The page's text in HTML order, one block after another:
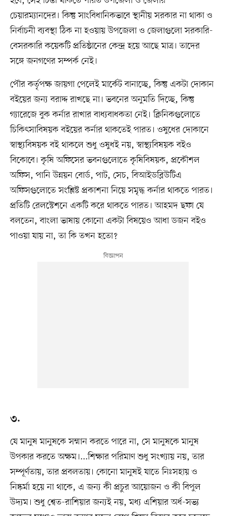
চেয়ারম্যানদের। কিন্তু সাংবিধানিকভাবে স্থানীয় সরকার না থাকা ও
নির্বাচনী ব্যবস্থা ঠিক না হওয়ায় উপজেলা ও জেলাগুলো সরকারি-
বেসরকারি কয়েকটি প্রতিষ্ঠানের কেন্দ্র হয়ে আছে মাত্র। তাদের
সঙ্গে জনগণের সম্পর্ক নেই।
পৌর কর্তৃপক্ষ জায়গা পেলেই মার্কেট বানাচ্ছে, কিন্তু একটা দোকান
বইয়ের জন্য বরাদ্দ রাখছে না। ভবনের অনুমতি দিচ্ছে, কিন্তু
গ্যারেজে বুক কর্নার রাখার বাধ্যবাধকতা নেই। ক্লিনিকগুলোতে
চিকিৎসাবিষয়ক বইয়ের কর্নার থাকতেই পারত। ওষুধের দোকানে
স্বাস্থ্যবিষয়ক বই থাকলে শুধু ওষুধই নয়, স্বাস্থ্যবিষয়ক বইও
বিকোবে। কৃষি অফিসের ভবনগুলোতে কৃষিবিষয়ক, প্রকৌশল
অফিস, পানি উন্নয়ন বোর্ড, পাট, সেচ, বিআইডব্লিউটিএ
অফিসগুলোতে সংশ্লিষ্ট প্রকাশনা নিয়ে সমৃদ্ধ কর্নার থাকতে পারত।
প্রতিটি রেলস্টেশনে একটি করে থাকতে পারত। আহমদ ছফা যে
বলতেন, বাংলা ভাষায় কোনো একটা বিষয়েও আধা ডজন বইও
পাওয়া যায় না, তা কি তখন হতো?
৩.
যে মানুষ মানুষকে সম্মান করতে পারে না, সে মানুষকে মানুষ
উপকার করতে অক্ষম।...শিক্ষার পরিমাণ শুধু সংখ্যায় নয়, তার
সম্পূর্ণতায়, তার প্রবলতায়। কোনো মানুষই যাতে নিঃসহায় ও
নিষ্কর্মা হয়ে না থাকে, এ জন্য কী প্রচুর আয়োজন ও কী বিপুল
উদ্যম। শুধু শ্বেত-রাশিয়ার জন্যই নয়, মধ্য এশিয়ার অর্ধ-সভ্য